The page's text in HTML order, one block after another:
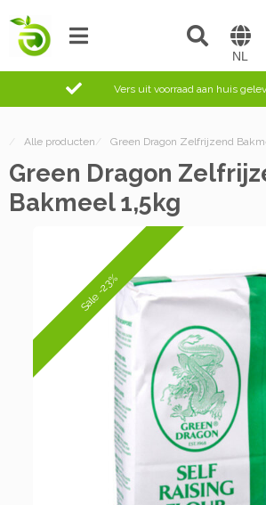
Vers uit voorraad aan huis
/ Alle producten / Green Dragon Zelfrijzend
Green Dragon
Bakmeel 1,5kg
Sale -23%